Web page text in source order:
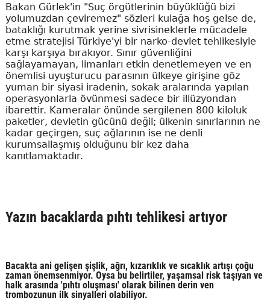
Bakan Gürlek'in "Suç örgütlerinin büyüklüğü bizi
yolumuzdan çeviremez" sözleri kulağa hoş gelse de,
bataklığı kurutmak yerine sivrisineklerle mücadele
etme stratejisi Türkiye'yi bir narko-devlet tehlikesiyle
karşı karşıya bırakıyor. Sınır güvenliğini
sağlayamayan, limanları etkin denetlemeyen ve en
önemlisi uyuşturucu parasının ülkeye girişine göz
yuman bir siyasi iradenin, sokak aralarında yapılan
operasyonlarla övünmesi sadece bir illüzyondan
ibarettir. Kameralar önünde sergilenen 800 kiloluk
paketler, devletin gücünü değil; ülkenin sınırlarının ne
kadar geçirgen, suç ağlarının ise ne denli
kurumsallaşmış olduğunu bir kez daha
kanıtlamaktadır.
Yazın bacaklarda pıhtı tehlikesi artıyor
Bacakta ani gelişen şişlik, ağrı, kızarıklık ve sıcaklık artışı çoğu
zaman önemsenmiyor. Oysa bu belirtiler, yaşamsal risk taşıyan ve
halk arasında 'pıhtı oluşması' olarak bilinen derin ven
trombozunun ilk sinyalleri olabiliyor.